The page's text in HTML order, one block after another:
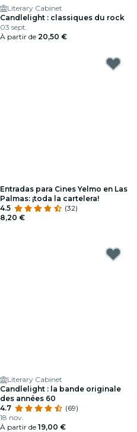
Literary Cabinet
Candlelight : classiques du rock
03 sept.
À partir de 20,50 €
Entradas para Cines Yelmo en Las
Palmas: ¡toda la cartelera!
4.5
(32)
8,20 €
Literary Cabinet
Candlelight : la bande originale
des années 60
4.7
(69)
18 nov.
À partir de 19,00 €